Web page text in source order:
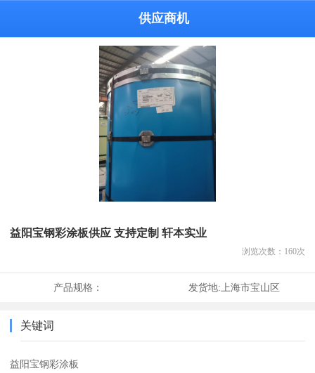
供应商机
益阳宝钢彩涂板供应 支持定制 轩本实业
浏览次数： 160次
产品规格： 发货地:上海市宝山区
关键词
益阳宝钢彩涂板